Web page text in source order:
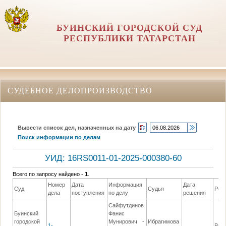
БУИНСКИЙ ГОРОДСКОЙ СУД
РЕСПУБЛИКИ ТАТАРСТАН
СУДЕБНОЕ ДЕЛОПРОИЗВОДСТВО
Вывести список дел, назначенных на дату
Поиск информации по делам
УИД: 16RS0011-01-2025-000380-60
Всего по запросу найдено -1
Суд
Номер
дела
Дата
поступления
Информация
по делу
Судья
Дата
решения
Буинский
городской
Сайфутдинов
Фанис
Мунирович -
Ибрагимова